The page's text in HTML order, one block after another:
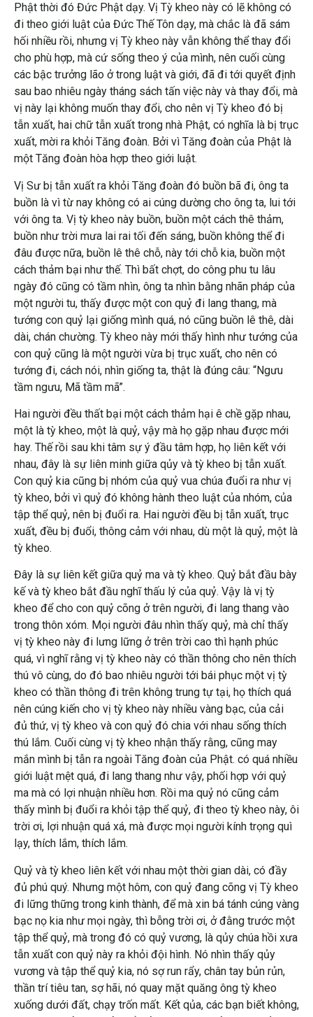
Phật thời đó Đức Phật dạy. Vị Tỳ kheo này có lẽ không có
đi theo giới luật của Đức Thế Tôn dạy, mà chắc là đã sám
hối nhiều rồi, nhưng vị Tỳ kheo này vẫn không thể thay đổi
cho phù hợp, mà cứ sống theo ý của mình, nên cuối cùng
các bậc trưởng lão ở trong luật và giới, đã đi tới quyết định
sau bao nhiêu ngày tháng sách tấn việc này và thay đổi, mà
vị này lại không muốn thay đổi, cho nên vị Tỳ kheo đó bị
tẫn xuất, hai chữ tẫn xuất trong nhà Phật, có nghĩa là bị trục
xuất, mời ra khỏi Tăng đoàn. Bởi vì Tăng đoàn của Phật là
một Tăng đoàn hòa hợp theo giới luật.
Vị Sư bị tẫn xuất ra khỏi Tăng đoàn đó buồn bã đi, ông ta
buồn là vì từ nay không có ai cúng dường cho ông ta, lui tới
với ông ta. Vị tỳ kheo này buồn, buồn một cách thê thảm,
buồn như trời mưa lai rai tối đến sáng, buồn không thể đi
đâu được nữa, buồn lê thê chỗ, này tới chỗ kia, buồn một
cách thảm bại như thế. Thì bất chợt, do công phu tu lâu
ngày đó cũng có tầm nhìn, ông ta nhìn bằng nhãn pháp của
một người tu, thấy được một con quỷ đi lang thang, mà
tướng con quỷ lại giống mình quá, nó cũng buồn lê thê, dài
dài, chán chường. Tỳ kheo này mới thấy hình như tướng của
con quỷ cũng là một người vừa bị trục xuất, cho nên có
tướng đi, cách nói, nhìn giống ta, thật là đúng câu: “Ngưu
tầm ngưu, Mã tầm mã”.
Hai người đều thất bại một cách thảm hại ê chề gặp nhau,
một là tỳ kheo, một là quỷ, vậy mà họ gặp nhau được mới
hay. Thế rồi sau khi tâm sự ý đầu tâm hợp, họ liên kết với
nhau, đây là sự liên minh giữa qủy và tỳ kheo bị tẫn xuất.
Con quỷ kia cũng bị nhóm của quỷ vua chúa đuổi ra như vị
tỳ kheo, bởi vì quỷ đó không hành theo luật của nhóm, của
tập thể quỷ, nên bị đuổi ra. Hai người đều bị tẫn xuất, trục
xuất, đều bị đuổi, thông cảm với nhau, dù một là quỷ, một là
tỳ kheo.
Đây là sự liên kết giữa quỷ ma và tỳ kheo. Quỷ bắt đầu bày
kế và tỳ kheo bắt đầu nghĩ thấu lý của quỷ. Vậy là vị tỳ
kheo để cho con quỷ cõng ở trên người, đi lang thang vào
trong thôn xóm. Mọi người đâu nhìn thấy quỷ, mà chỉ thấy
vị tỳ kheo này đi lưng lững ở trên trời cao thì hạnh phúc
quá, vì nghĩ rằng vị tỳ kheo này có thần thông cho nên thích
thú vô cùng, do đó bao nhiêu người tới bái phục một vị tỳ
kheo có thần thông đi trên không trung tự tại, họ thích quá
nên cúng kiến cho vị tỳ kheo này nhiều vàng bạc, của cải
đủ thứ, vị tỳ kheo và con quỷ đó chia với nhau sống thích
thú lắm. Cuối cùng vị tỳ kheo nhận thấy rằng, cũng may
mắn mình bị tẫn ra ngoài Tăng đoàn của Phật. có quá nhiều
giới luật mệt quá, đi lang thang như vậy, phối hợp với quỷ
ma mà có lợi nhuận nhiều hơn. Rồi ma quỷ nó cũng cảm
thấy mình bị đuổi ra khỏi tập thể quỷ, đi theo tỳ kheo này, ôi
trời ơi, lợi nhuận quá xá, mà được mọi người kính trọng quì
lạy, thích lắm, thích lắm.
Quỷ và tỳ kheo liên kết với nhau một thời gian dài, có đầy
đủ phú quý. Nhưng một hôm, con quỷ đang cõng vị Tỳ kheo
đi lững thững trong kinh thành, để mà xin bá tánh cúng vàng
bạc nọ kia như mọi ngày, thì bỗng trời ơi, ở đằng trước một
tập thể quỷ, mà trong đó có quỷ vương, là qủy chúa hồi xưa
tẫn xuất con quỷ này ra khỏi đội hình. Nó nhìn thấy qủy
vương và tập thể quỷ kia, nó sợ run rẩy, chân tay bủn rủn,
thần trí tiêu tan, sợ hãi, nó quay mặt quăng ông tỳ kheo
xuống dưới đất, chạy trốn mất. Kết qủa, các bạn biết không,